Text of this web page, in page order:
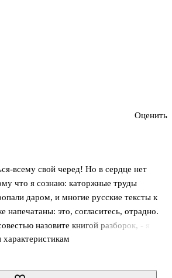
всему свой черед! Но в сердце нет
что я сознаю: каторжные труды
даром, и многие русские тексты к
это, согласитесь, отрадно.
назовите книгой разборок, - я
и обидчив.Книга с автографом автора.
Оценить